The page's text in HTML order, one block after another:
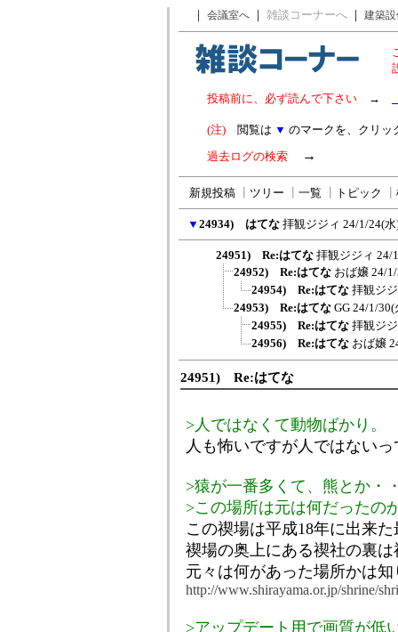
｜ 会議室へ ｜ 雑談コーナーへ ｜ 建築
投稿前に、必ず読んで下さい →
(注) 閲覧は ▼ のマークを、クリッ
過去ログの検索 →
新規投稿 ツリー 一覧 トピック
▼ 24934) はてな 拝観ジジィ 24/1/24(
24951) Re:はてな 拝観ジジィ 24/
24952) Re:はてな おば嬢 24/
24954) Re:はてな 拝観ジ
24953) Re:はてな GG 24/1/30(
24955) Re:はてな 拝観ジ
24956) Re:はてな おば嬢
24951) Re:はてな
>人ではなくて動物ばかり。
人も怖いですが人ではない
>猿が一番多くて、熊とか・
>この場所は元は何だったの
この禊場は平成18年に出来
禊場の奥上にある禊社の裏
元々は何があった場所かは
http://www.shirayama.or.jp/shrine/
>アップデート用で画質が低